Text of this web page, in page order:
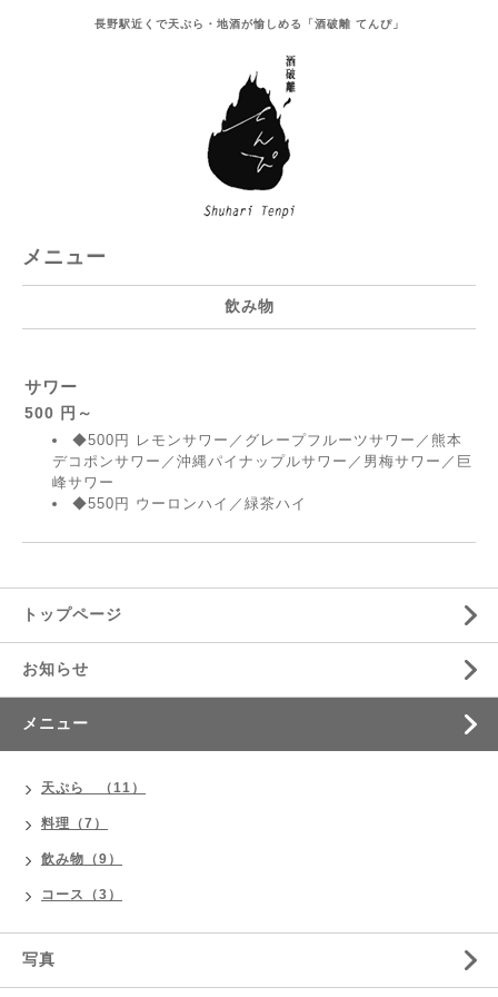
長野駅近くで天ぷら・地酒が愉しめる「酒破離 てんぴ」
メニュー
飲み物
サワー
500 円～
◆500円 レモンサワー／グレープフルーツサワー／熊本
デコポンサワー／沖縄パイナップルサワー／男梅サワー／巨
峰サワー
◆550円 ウーロンハイ／緑茶ハイ
トップページ
お知らせ
メニュー
天ぷら （11）
料理（7）
飲み物（9）
コース（3）
写真